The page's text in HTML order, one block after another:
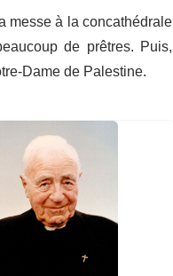
messe à la concathédrale
de prêtres. Puis,
Dame de Palestine.